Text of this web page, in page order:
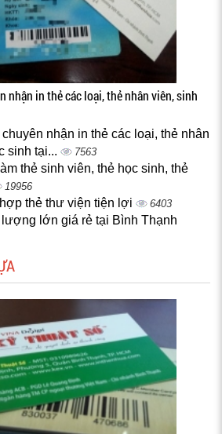
nhận in thẻ các loại, thẻ nhân viên, sinh
chuyên nhận in thẻ các loại, thẻ nhân
sinh tại...
7563
thẻ sinh viên, thẻ học sinh, thẻ
19956
thẻ thư viện tiện lợi 6403
lượng lớn giá rẻ tại Bình Thạnh